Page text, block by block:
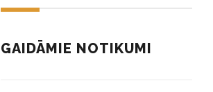
GAIDĀMIE NOTIKUMI